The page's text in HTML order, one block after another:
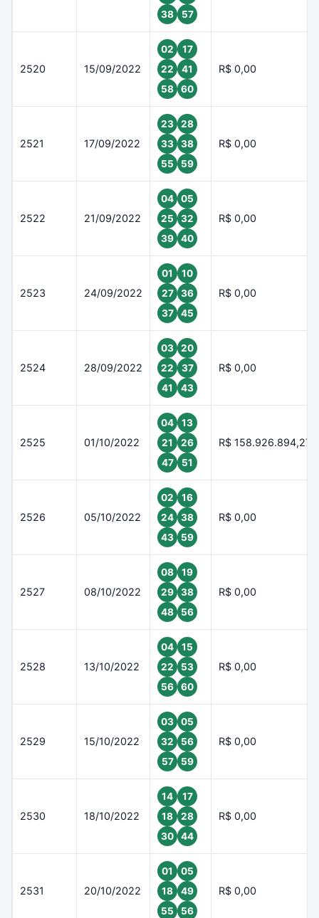
38
57
2520 15/09/2022
02
17
22
41
58
60
R$ 0,00
2521 17/09/2022
23
28
33
38
55
59
R$ 0,00
2522 21/09/2022
04
05
25
32
39
40
R$ 0,00
2523 24/09/2022
01
10
27
36
37
45
R$ 0,00
2524 28/09/2022
03
20
22
37
41
43
R$ 0,00
2525 01/10/2022
04
13
21
26
47
51
R$ 158.926.894,27
2526 05/10/2022
02
16
24
38
43
59
R$ 0,00
2527 08/10/2022
08
19
29
38
48
56
R$ 0,00
2528 13/10/2022
04
15
22
53
56
60
R$ 0,00
2529 15/10/2022
03
05
32
56
57
59
R$ 0,00
2530 18/10/2022
14
17
18
28
30
44
R$ 0,00
2531 20/10/2022
01
05
18
49
55
56
R$ 0,00